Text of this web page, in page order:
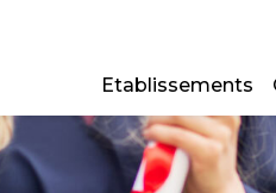
Etablissements